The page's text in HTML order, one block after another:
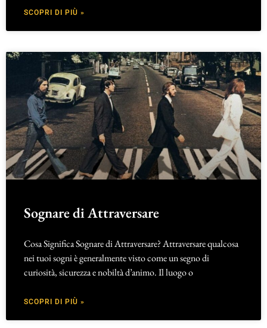
SCOPRI DI PIÙ »
Sognare di Attraversare
Cosa Significa Sognare di Attraversare? Attraversare qualcosa
nei tuoi sogni è generalmente visto come un segno di
curiosità, sicurezza e nobiltà d’animo. Il luogo o
SCOPRI DI PIÙ »